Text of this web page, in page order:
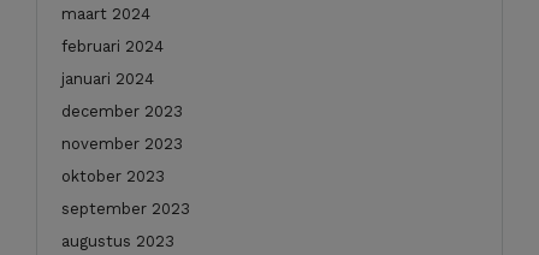
maart 2024
februari 2024
januari 2024
december 2023
november 2023
oktober 2023
september 2023
augustus 2023